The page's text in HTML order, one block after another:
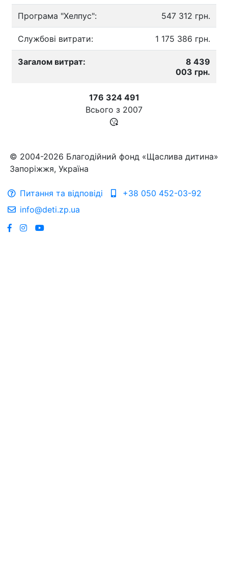
Програма "Хелпус": 547 312 грн.
Службові витрати: 1 175 386 грн.
Загалом витрат:
8 439
003 грн.
176 324 491
Всього з 2007
© 2004-2026 Благодійний фонд «Щаслива дитина»
Запоріжжя, Україна
Питання та відповіді
+38 050 452-03-92
info@deti.zp.ua